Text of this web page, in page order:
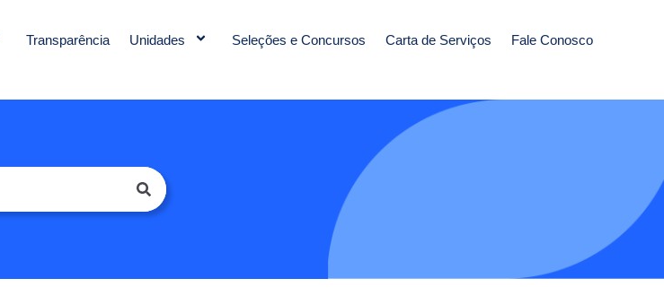
Transparência Unidades Seleções e Concursos Carta de Serviços Fale Conosco